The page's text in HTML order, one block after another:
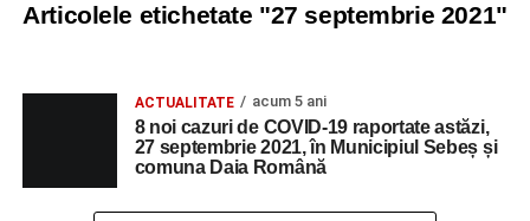
Articolele etichetate "27 septembrie 2021"
ACTUALITATE acum 5 ani
8 noi cazuri de COVID-19 raportate astăzi,
27 septembrie 2021, în Municipiul Sebeș și
comuna Daia Română